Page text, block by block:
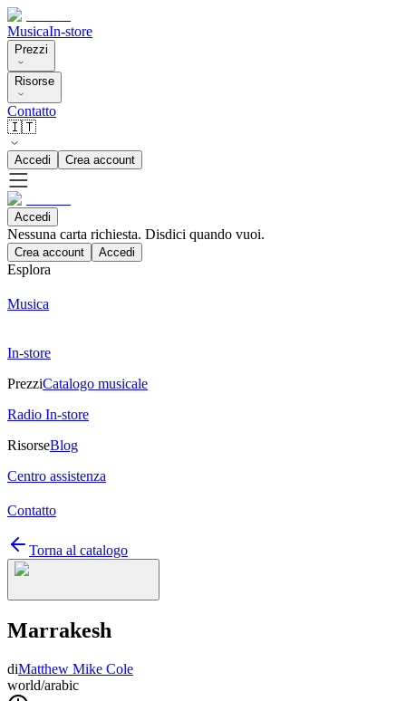
MusicaIn-store
Prezzi
Risorse
Contatto
🇮🇹
Accedi Crea account
Accedi
Nessuna carta richiesta. Disdici quando vuoi.
Crea account Accedi
Esplora
Musica
In-store
PrezziCatalogo musicale
Radio In-store
RisorseBlog
Centro assistenza
Contatto
Torna al catalogo
Marrakesh
diMatthew Mike Cole
world/arabic